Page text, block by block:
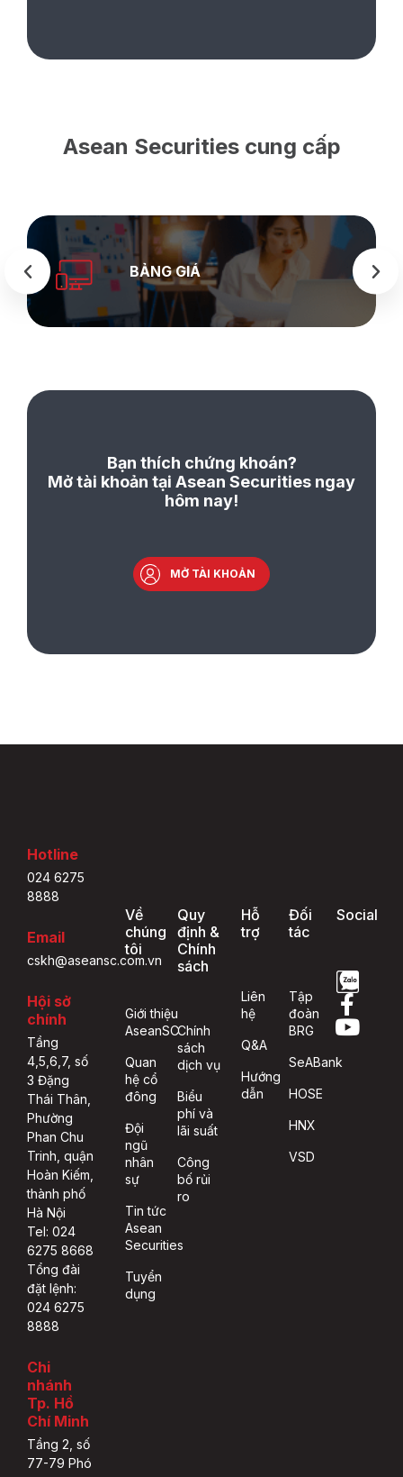
Asean Securities cung cấp
BẢNG GIÁ
Bạn thích chứng khoán?
Mở tài khoản tại Asean Securities ngay
hôm nay!
MỞ TÀI KHOẢN
Hotline
024 6275
8888
Email
cskh@aseansc.com.vn
Hội sở
chính
Tầng
4,5,6,7, số
3 Đặng
Thái Thân,
Phường
Phan Chu
Trinh, quận
Hoàn Kiếm,
thành phố
Hà Nội
Tel: 024
6275 8668
Tổng đài
đặt lệnh:
024 6275
8888
Chi
nhánh
Tp. Hồ
Chí Minh
Tầng 2, số
77-79 Phó
Về
chúng
tôi
Giới thiệu
AseanSC
Quan
hệ cổ
đông
Đội
ngũ
nhân
sự
Tin tức
Asean
Securities
Tuyển
dụng
Quy
định &
Chính
sách
Chính
sách
dịch vụ
Biểu
phí và
lãi suất
Công
bố rủi
ro
Hỗ
trợ
Liên
hệ
Q&A
Hướng
dẫn
Đối
tác
Tập
đoàn
BRG
SeABank
HOSE
HNX
VSD
Social